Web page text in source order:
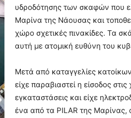
υδροδότησης των σκαφών που
Μαρίνα της Νάουσας και
χώρο σχετικές πινακίδες. Τα
αυτή με ατομική ευθύνη του
Μετά από καταγγελίες
είχε παραβιαστεί η είσοδος στις
εγκαταστάσεις και είχε
ένα από τα PILAR της Μαρίνας,